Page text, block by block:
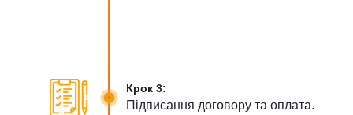
Крок 3:
Підписання договору та оплата.